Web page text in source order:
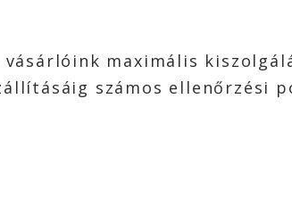
maximális
számos ellenőrzési